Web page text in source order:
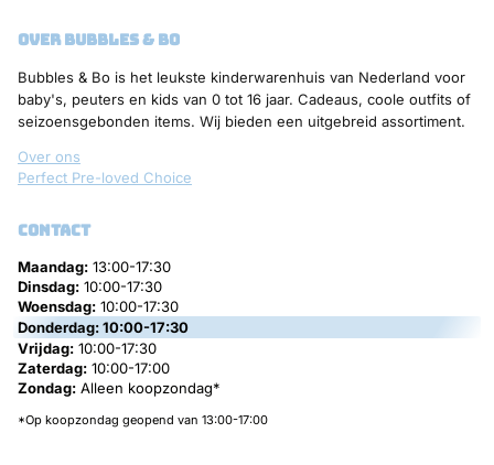
over bubbles & bo
Bubbles & Bo is het leukste kinderwarenhuis van Nederland voor
baby's, peuters en kids van 0 tot 16 jaar. Cadeaus, coole outfits of
seizoensgebonden items. Wij bieden een uitgebreid assortiment.
Over ons
Perfect Pre-loved Choice
contact
Maandag: 13:00-17:30
Dinsdag: 10:00-17:30
Woensdag: 10:00-17:30
Donderdag:10:00-17:30
Vrijdag: 10:00-17:30
Zaterdag: 10:00-17:00
Zondag: Alleen koopzondag*
*Op koopzondag geopend van 13:00-17:00